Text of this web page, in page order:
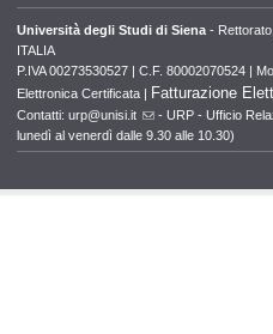
Università degli Studi di Siena -
ITALIA
P.IVA 00273530527 | C.F. 80002070524 |
Elettronica Certificata | Fatturazione
Contatti:urp@unisi.it
- URP - Ufficio
lunedì al venerdì dalle 9.30 alle 10.30)